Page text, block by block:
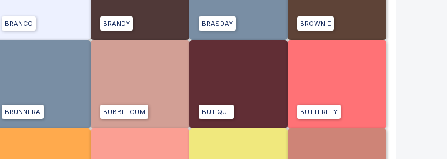
BRANCO BRANDY BRASDAY BROWNIE
BRUNNERA BUBBLEGUM BUTIQUE BUTTERFLY